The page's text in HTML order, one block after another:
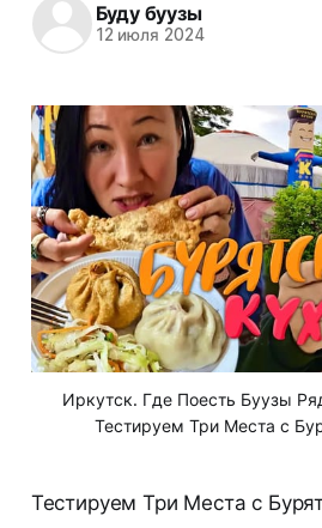
Буду буузы
12 июля 2024
Иркутск. Где Поесть Буузы
Тестируем Три Места с
Тестируем Три Места с